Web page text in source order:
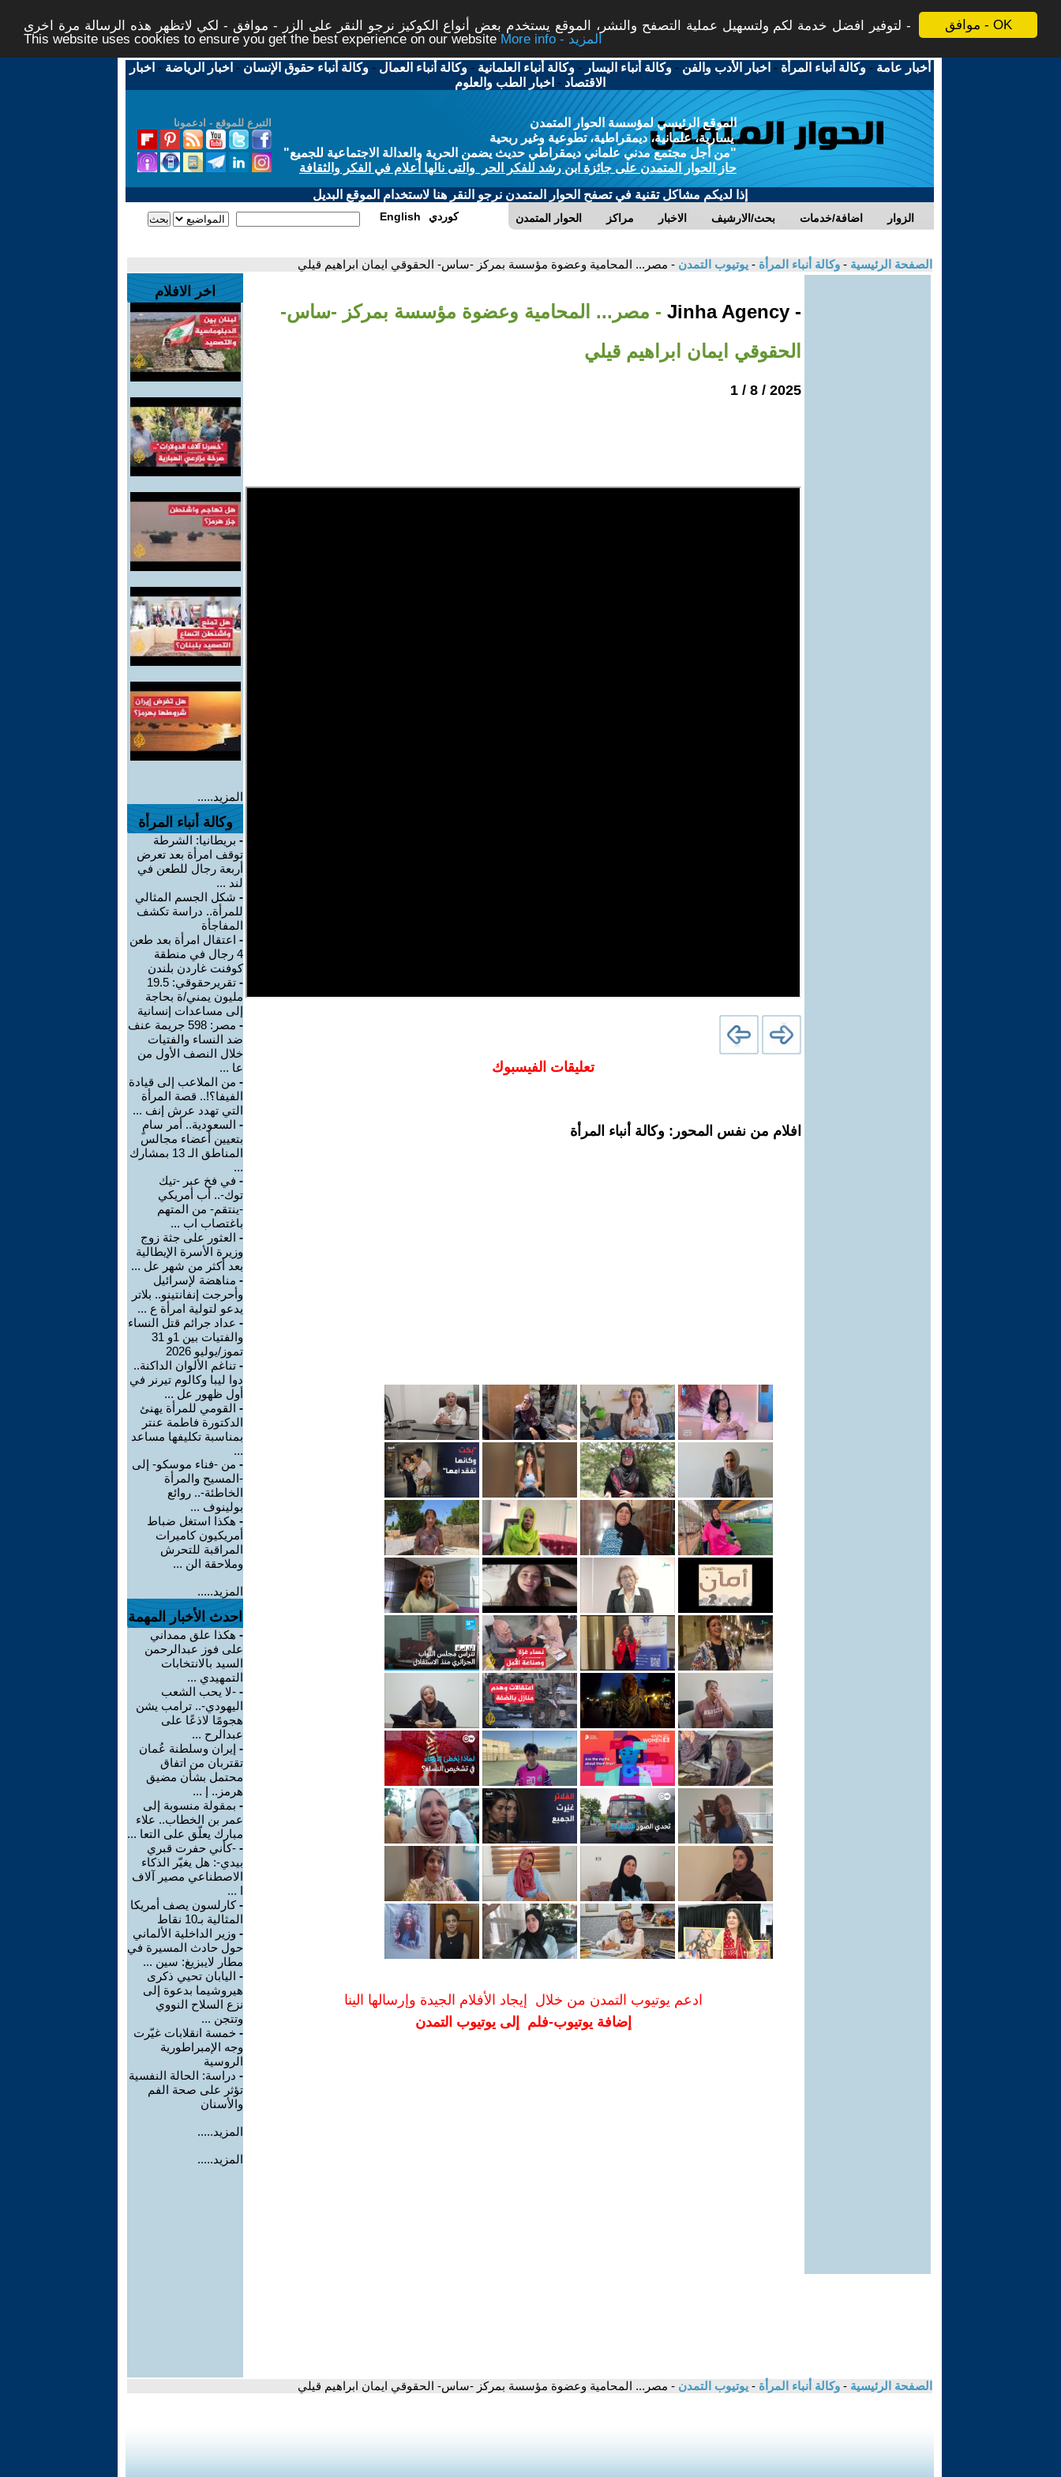
موافق - OK
لتوفير افضل خدمة لكم ولتسهيل عملية التصفح والنشر، الموقع يستخدم بعض أنواع الكوكيز نرجو النقر على الزر - موافق - لكي لاتظهر هذه الرسالة مرة اخرى -
This website uses cookies to ensure you get the best experience on our website
More info - المزيد
أخبار عامة -وكالة أنباء المرأة - اخبار الأدب والفن -وكالة أنباء اليسار -وكالة أنباء العلمانية -وكالة أنباء العمال -وكالة أنباء حقوق الإنسان - اخبار الرياضة - اخبار
الاقتصاد - اخبار الطب والعلوم
التبرع للموقع - ادعمونا
الموقع الرئيسي لمؤسسة الحوار المتمدن
يسارية، علمانية، ديمقراطية، تطوعية وغير ربحية
"من أجل مجتمع مدني علماني ديمقراطي حديث يضمن الحرية والعدالة الاجتماعية للجميع"
حاز الحوار المتمدن على جائزة ابن رشد للفكر الحر والتى نالها أعلام في الفكر والثقافة
إذا لديكم مشاكل تقنية في تصفح الحوار المتمدن نرجو النقر هنا لاستخدام الموقع البديل
الحوار المتمدن مراكز الاخبار بحث/الارشيف اضافة/خدمات الزوار English كوردي
الصفحة الرئيسية - وكالة أنباء المرأة - يوتيوب التمدن - مصر... المحامية وعضوة مؤسسة بمركز -ساس- الحقوقي ايمان ابراهيم قيلي
- Jinha Agency
- مصر... المحامية وعضوة مؤسسة بمركز -ساس-
الحقوقي ايمان ابراهيم قيلي
2025 / 8 / 1
تعليقات الفيسبوك
افلام من نفس المحور: وكالة أنباء المرأة
ادعم يوتيوب التمدن من خلال إيجاد الأفلام الجيدة وإرسالها الينا
إضافة يوتيوب-فلم إلى يوتيوب التمدن
اخر الافلام
المزيد.....
وكالة أنباء المرأة
- بريطانيا: الشرطة
توقف امرأة بعد تعرض
أربعة رجال للطعن في
لند ...
- شكل الجسم المثالي
للمرأة.. دراسة تكشف
المفاجأة
- اعتقال امرأة بعد طعن
4 رجال في منطقة
كوفنت غاردن بلندن
-
تقريرحقوقي: 19.5
مليون يمني/ة بحاجة
إلى مساعدات إنسانية
-
مصر: 598 جريمة عنف
ضد النساء والفتيات
خلال النصف الأول من
عا ...
- من الملاعب إلى قيادة
الفيفا؟!.. قصة المرأة
التي تهدد عرش إنف ...
- السعودية.. أمر سامٍ
بتعيين أعضاء مجالس
المناطق الـ 13 بمشارك
...
- في فخ عبر -تيك
توك-.. أب أمريكي
-ينتقم- من المتهم
باغتصاب اب ...
- العثور على جثة زوج
وزيرة الأسرة الإيطالية
بعد أكثر من شهر عل ...
- مناهضة لإسرائيل
وأحرجت إنفانتينو.. بلاتر
يدعو لتولية امرأة ع ...
- عداد جرائم قتل النساء
والفتيات بين 1و 31
تموز/يوليو 2026
- تناغم الألوان الداكنة..
دوا ليبا وكالوم تيرنر في
أول ظهور عل ...
- القومي للمرأة يهنئ
الدكتورة فاطمة عنتر
بمناسبة تكليفها مساعد
...
- من -فناء موسكو- إلى
-المسيح والمرأة
الخاطئة-.. روائع
بولينوف ...
- هكذا استغل ضباط
أمريكيون كاميرات
المراقبة للتحرش
وملاحقة الن ...
المزيد.....
احدث الأخبار المهمة
- هكذا علق ممداني
على فوز عبدالرحمن
السيد بالانتخابات
التمهيدي ...
- -لا يحب الشعب
اليهودي-.. ترامب يشن
هجومًا لاذعًا على
عبدالرح ...
- إيران وسلطنة عُمان
تقتربان من اتفاق
محتمل بشأن مضيق
هرمز.. إ ...
- بمقولة منسوبة إلى
عمر بن الخطاب.. علاء
مبارك يعلّق على التعا ...
- -كأني حفرت قبري
بيدي-: هل يغيّر الذكاء
الاصطناعي مصير آلاف
ا ...
-كارلسون يصف أمريكا
المثالية بـ10 نقاط
- وزير الداخلية الألماني
حول حادث المسيرة في
مطار لايبزيغ: سين ...
- اليابان تحيي ذكرى
هيروشيما بدعوة إلى
نزع السلاح النووي
وتتجن ...
- خمسة انقلابات غيّرت
وجه الإمبراطورية
الروسية
- دراسة: الحالة النفسية
تؤثر على صحة الفم
والأسنان
المزيد.....
المزيد.....
الصفحة الرئيسية - وكالة أنباء المرأة - يوتيوب التمدن - مصر... المحامية وعضوة مؤسسة بمركز -ساس- الحقوقي ايمان ابراهيم قيلي